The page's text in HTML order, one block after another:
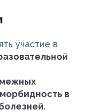
участие в
в